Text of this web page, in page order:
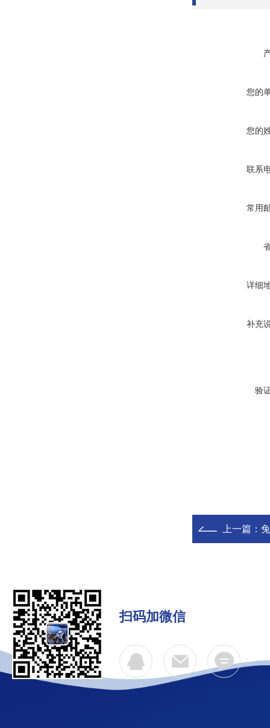
您的
您的
联系
常用
详细
补充
验
上一篇：
扫码加微信